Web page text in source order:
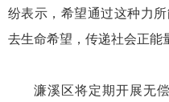
纷表示，希望通过这种力
去生命希望，传递社会正能
濂溪区将定期开展无